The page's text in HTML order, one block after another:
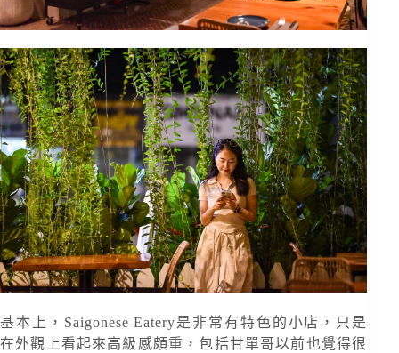
基本上，Saigonese Eatery是非常有特色的小店，只是
在外觀上看起來高級感頗重，包括甘單哥以前也覺得很